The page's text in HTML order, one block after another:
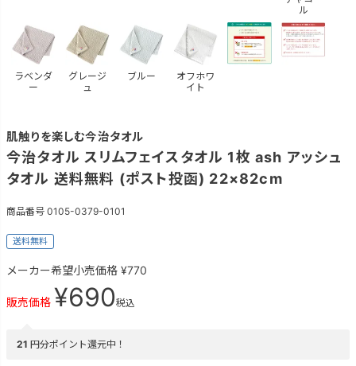
ル
ラベンダ
ー
グレージ
ュ
ブルー
オフホワ
イト
肌触りを楽しむ今治タオル
今治タオル スリムフェイスタオル 1枚 ash アッシュ
タオル 送料無料 (ポスト投函) 22×82cm
商品番号 0105-0379-0101
送料無料
メーカー希望小売価格 ¥770
販売価格 ¥690税込
21 円分ポイント還元中！